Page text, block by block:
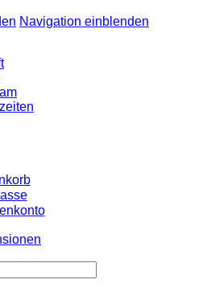
Navigation einblenden